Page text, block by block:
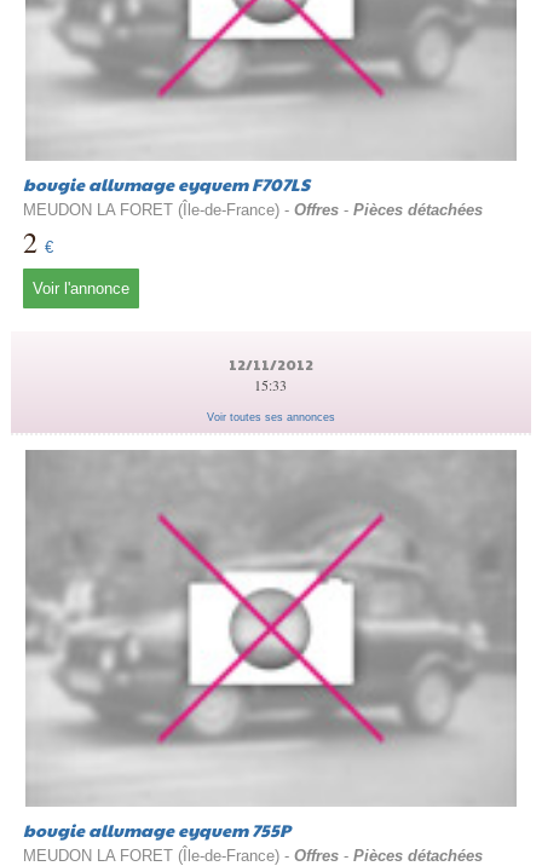
bougie allumage eyquem F707LS
MEUDON LA FORET (Île-de-France) - Offres- Pièces détachées
2 €
Voir l'annonce
12/11/2012
15:33
Voir toutes ses annonces
bougie allumage eyquem 755P
MEUDON LA FORET (Île-de-France) - Offres- Pièces détachées